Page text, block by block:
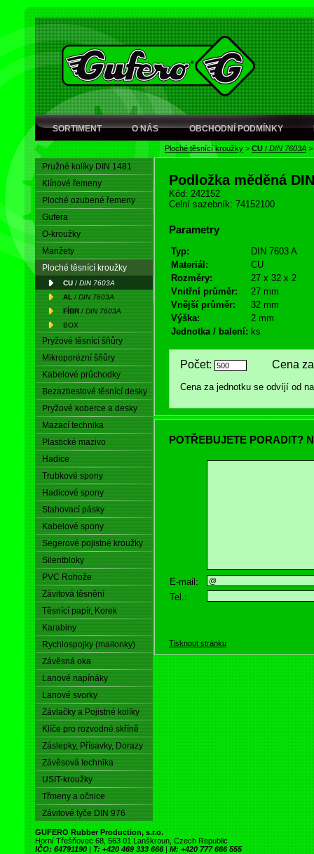
SORTIMENT O NÁS OBCHODNÍ PODMÍNKY
Ploché těsnící kroužky > CU / DIN 7603A >
Pružné kolíky DIN 1481
Klínové řemeny
Ploché ozubené řemeny
Gufera
O-kroužky
Manžety
Ploché těsnící kroužky
CU / DIN 7603A
AL / DIN 7603A
FÍBR / DIN 7603A
BOX
Pryžové těsnící šňůry
Mikroporézní šňůry
Kabelové průchodky
Bezazbestové těsnící desky
Pryžové koberce a desky
Mazací technika
Plastické mazivo
Hadice
Trubkové spony
Hadicové spony
Stahovací pásky
Kabelové spony
Segerové pojistné kroužky
Silentbloky
PVC Rohože
Závitová těsnění
Těsnící papír, Korek
Karabiny
Rychlospojky (mailonky)
Závěsná oka
Lanové napínáky
Lanové svorky
Závlačky a Pojistné kolíky
Klíče pro rozvodné skříně
Záslepky, Přísavky, Dorazy
Závěsová technika
USIT-kroužky
Třmeny a očnice
Závitové tyče DIN 976
Podložka měděná
Kód: 242152
Celní sazebník: 74152100
Parametry
Typ:
DIN 7603 A
Materiál:
CU
Rozměry:
27 x 32 x 2
Vnitřní průměr:
27 mm
Vnější průměr:
32 mm
Výška:
2 mm
Jednotka / balení: ks
Počet: Cena za
Cena za jednotku se odvíjí od
POTŘEBUJETE PORADIT?
E-mail:
Tel.:
Tisknout stránku
GUFERO Rubber Production, s.r.o.
Horní Třešňovec 68, 563 01 Lanškroun, Czech Republic
IČO: 64791190 | T: +420 469 333 666 | M: +420 777 666 555